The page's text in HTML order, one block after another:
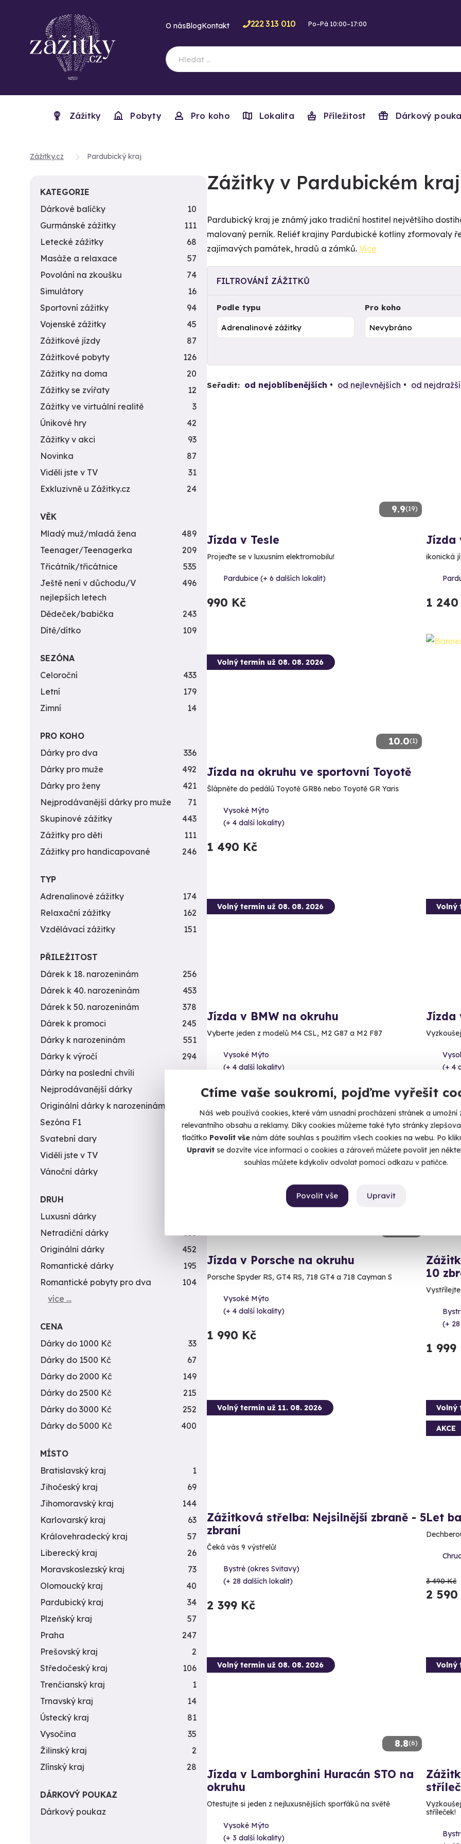
Ctíme vaše soukromí, pojďme vyřešit
Náš web používá cookies, které vám usnadní procházení stránek a umožní
relevantního obsahu a reklamy. Díky cookies můžeme také tyto stránky
tlačítko Povolit vše nám dáte souhlas s použitím všech cookies na webu. Po
Upravitse dozvíte více informací o cookies a zároveň můžete povolit jen
souhlas můžete kdykoliv odvolat pomocí odkazu v patičce.
Upravit
Povolit vše
O násBlogKontakt 222 313 010 Po–Pá 10:00–17:00
Zážitky Pobyty Pro koho Lokalita Příležitost Dárkový
Zážitky.cz Pardubický kraj
Zážitky v Pardubickém
Pardubický kraj je známý jako tradiční hostitel největšího
malovaný perník. Reliéf krajiny Pardubické kotliny zformovaly
zajímavých památek, hradů a zámků. Více
FILTROVÁNÍ ZÁŽITKŮ
Podle typu Pro koho
Seřadit: od nejoblíbenějších od nejlevnějších od
9.9(19)
Jízda v Tesle
Projeďte se v luxusním elektromobilu!
Pardubice (+ 6 dalších lokalit)
990 Kč
Jízda
ikonická
1 240
10.0(1)
Volný termín už 08. 08. 2026
Jízda na okruhu ve sportovní Toyotě
Šlápněte do pedálů Toyotě GR86 nebo Toyotě GR Yaris
Vysoké Mýto
(+ 4 další lokality)
1 490 Kč
Volný termín už 08. 08. 2026
Jízda v BMW na okruhu
Vyberte jeden z modelů M4 CSL, M2 G87 a M2 F87
Vysoké Mýto
(+ 4 další lokality)
1 690 Kč
Volný
Jízda
(+ 4
1 790
Volný termín už 08. 08. 2026
Jízda v Porsche na okruhu
Porsche Spyder RS, GT4 RS, 718 GT4 a 718 Cayman S
Vysoké Mýto
(+ 4 další lokality)
1 990 Kč
Volný
10
(+
1 999
Volný termín už 11. 08. 2026
Zážitková střelba: Nejsilnější zbraně - 5
zbraní
Čeká vás 9 výstřelů!
Bystré (okres Svitavy)
(+ 28 dalších lokalit)
2 399 Kč
Volný
AKCE
Let
3 490 Kč
2 590
8.8(6)
Volný termín už 08. 08. 2026
Jízda v Lamborghini Huracán STO na
okruhu
Otestujte si jeden z nejluxusnějších sporťáků na světě
Vysoké Mýto
(+ 3 další lokality)
Volný
stříleček!
KATEGORIE
Dárkové balíčky
10
Gurmánské zážitky
111
Letecké zážitky
68
Masáže a relaxace
57
Povolání na zkoušku
74
Simulátory
16
Sportovní zážitky
94
Vojenské zážitky
45
Zážitkové jízdy
87
Zážitkové pobyty
126
Zážitky na doma
20
Zážitky se zvířaty
12
Zážitky ve virtuální realitě
3
Únikové hry
42
Zážitky v akci
93
Novinka
87
Viděli jste v TV
31
Exkluzivně u Zážitky.cz
24
VĚK
Mladý muž/mladá žena
489
Teenager/Teenagerka
209
Třicátník/třicátnice
535
Ještě není v důchodu/V
nejlepších letech
496
Dědeček/babička
243
Dítě/dítko
109
SEZÓNA
Celoroční
433
Letní
179
Zimní
14
PRO KOHO
Dárky pro dva
336
Dárky pro muže
492
Dárky pro ženy
421
Nejprodávanější dárky pro muže
71
Skupinové zážitky
443
Zážitky pro děti
111
Zážitky pro handicapované
246
TYP
Adrenalinové zážitky
174
Relaxační zážitky
162
Vzdělávací zážitky
151
PŘILEŽITOST
Dárek k 18. narozeninám
256
Dárek k 40. narozeninám
453
Dárek k 50. narozeninám
378
Dárek k promoci
245
Dárky k narozeninám
551
Dárky k výročí
294
Dárky na poslední chvíli
450
Nejprodávanější dárky
Originální dárky k narozeninám
Sezóna F1
4
Svatební dary
196
Viděli jste v TV
31
Vánoční dárky
DRUH
Luxusní dárky
Netradiční dárky
353
Originální dárky
452
Romantické dárky
195
Romantické pobyty pro dva
104
více …
CENA
Dárky do 1000 Kč
33
Dárky do 1500 Kč
67
Dárky do 2000 Kč
149
Dárky do 2500 Kč
215
Dárky do 3000 Kč
252
Dárky do 5000 Kč
400
MÍSTO
Bratislavský kraj
1
Jihočeský kraj
69
Jihomoravský kraj
144
Karlovarský kraj
63
Královehradecký kraj
57
Liberecký kraj
26
Moravskoslezský kraj
73
Olomoucký kraj
40
Pardubický kraj
34
Plzeňský kraj
57
Praha
247
Prešovský kraj
2
Středočeský kraj
106
Trenčianský kraj
1
Trnavský kraj
14
Ústecký kraj
81
Vysočina
35
Žilinský kraj
2
Zlínský kraj
28
DÁRKOVÝ POUKAZ
Dárkový poukaz